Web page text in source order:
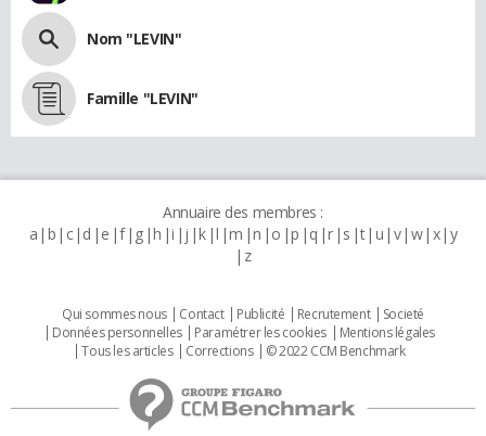
Nom "LEVIN"
Famille "LEVIN"
Annuaire des membres :
a b c d e f g h i j k l m n o p q r s t u v w x y
z
Qui sommes nous Contact Publicité Recrutement
Societé
Données personnelles
Paramétrer les cookies
Mentions légales
Tous les articles
Corrections © 2022 CCM Benchmark